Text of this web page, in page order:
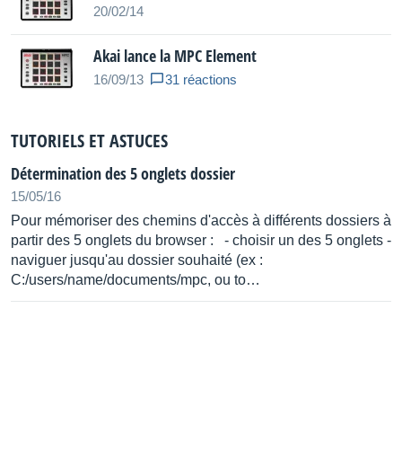
20/02/14
Akai lance la MPC Element
16/09/13 31 réactions
TUTORIELS ET ASTUCES
Détermination des 5 onglets dossier
15/05/16
Pour mémoriser des chemins d'accès à différents dossiers à
partir des 5 onglets du browser : - choisir un des 5 onglets -
naviguer jusqu'au dossier souhaité (ex :
C:/users/name/documents/mpc, ou to…